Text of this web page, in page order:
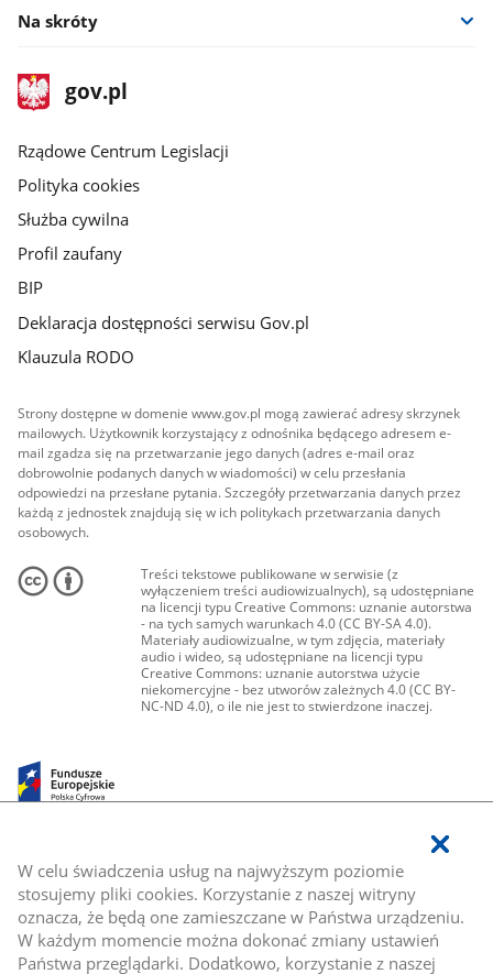
W celu świadczenia usług na najwyższym poziomie
stosujemy pliki cookies. Korzystanie z naszej witryny
oznacza, że będą one zamieszczane w Państwa urządzeniu.
W każdym momencie można dokonać zmiany ustawień
Państwa przeglądarki. Dodatkowo, korzystanie z naszej
Na skróty
stopka
gov.plStrona
gov.pl
Rządowe Centrum Legislacji
Polityka cookies
Służba cywilna
Profil zaufany
BIP
Deklaracja dostępności serwisu Gov.pl
Klauzula RODO
Strony dostępne w domenie www.gov.pl mogą zawierać adresy skrzynek
mailowych. Użytkownik korzystający z odnośnika będącego adresem e-
mail zgadza się na przetwarzanie jego danych (adres e-mail oraz
dobrowolnie podanych danych w wiadomości) w celu przesłania
odpowiedzi na przesłane pytania. Szczegóły przetwarzania danych przez
każdą z jednostek znajdują się w ich politykach przetwarzania danych
osobowych.
Treści tekstowe publikowane w serwisie (z
wyłączeniem treści audiowizualnych), są udostępniane
na licencji typu Creative Commons: uznanie autorstwa
- na tych samych warunkach 4.0 (CC BY-SA 4.0).
Materiały audiowizualne, w tym zdjęcia, materiały
audio i wideo, są udostępniane na licencji typu
Creative Commons: uznanie autorstwa użycie
niekomercyjne - bez utworów zależnych 4.0 (CC BY-
NC-ND 4.0), o ile nie jest to stwierdzone inaczej.